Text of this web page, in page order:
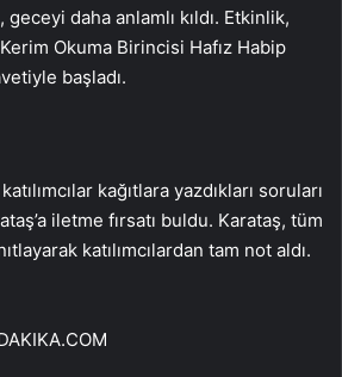
daha anlamlı kıldı. Etkinlik,
Okuma Birincisi Hafız Habip
başladı.
kağıtlara yazdıkları soruları
iletme fırsatı buldu. Karataş, tüm
katılımcılardan tam not aldı.